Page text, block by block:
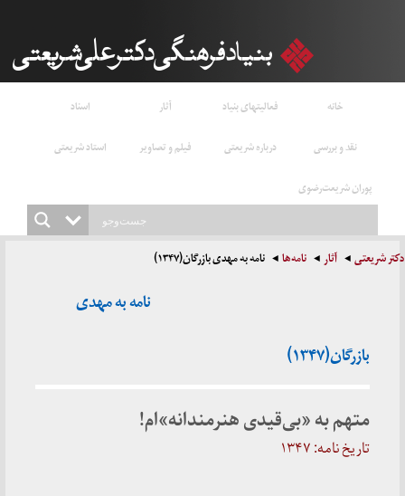
خانه فعالیتهای بنیاد آثار
اسناد
نقد و بررسی
درباره شریعتی فیلم و تصاویر
استاد شریعتی
پوران شریعت‌رضوی
دکتر شریعتی آثار نامه‌ها نامه به مهدی بازرگان(۱۳۴۷)
نامه به مهدی
بازرگان(۱۳۴۷)
متهم به «بی‌قیدی هنرمندانه»ام!
تاریخ نامه: ۱۳۴۷